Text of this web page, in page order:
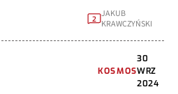
2 JAKUB
KRAWCZYŃSKI
KOSMOS
30
WRZ
2024